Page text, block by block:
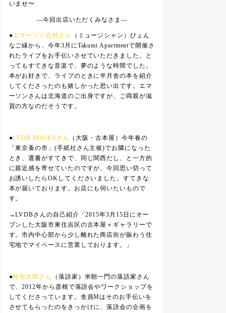
いませ〜
—今回出店いただくみなさま—
●エマーソン北村さん
（ミュージシャン）ひょん
なご縁から、今年3月にTakumi Apartmentで開催さ
れたライブをお手伝いさせていただきました。と
ってもすてきな音楽で、夢のような時間でした。
本がお好きで、ライブのときに半月舎の本を紹介
してくださったのも嬉しかった思い出です。エマ
ーソンさんは北海道のご出身ですが、ご両親が滋
賀の方なのだそうです。
●LVDB BOOKSさん
（大阪・古本屋）今年春の
「東京蚤の市」(手紙社さん主催)でお隣になった
とき、選書がすてきで、同じ関西だし、と一方的
に親近感を寄せていたのですが、今回思い切って
お誘いしたらOKしてくださいました。すてきな
本が届いております。お店にも伺いたいもので
す。
→LVDBさんの自己紹介「2015年3月15日にオー
プンした大阪市東住吉区の古本屋＋ギャラリーで
す。市内中心部から少し離れた商店街が賑わう住
宅地でマイペースに営業しております。」
●桂弥太郎さん
（落語家）米朝一門の落語家さん
で、2012年から彦根で落語会やワークショップを
してくださっています。舎員Mはそのお手伝いを
させてもらったのをきっかけに、落語会の企画を